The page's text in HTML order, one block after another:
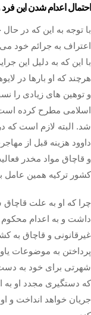
احتمال اعدام شدن این فرد
با توجه به این که در
اعتراف به جرائم خود
با این که به دلیل این
هرچند که او بارها در
و توهین ‌های زیادی را
اسلامی مطرح کرده است
شد. البته لازم است
داوود هزینه قبل از
و قاچاق مواد مخدر
کشور ترکیه همین عامل
چرا که او به علت
داشت و به اعدام
غیرقانونی و قاچاق به
پرداختن به موضوعات
شهرتی برای خود به دست
که دستگیری مجدد او به
جریان خواهد انداخت و